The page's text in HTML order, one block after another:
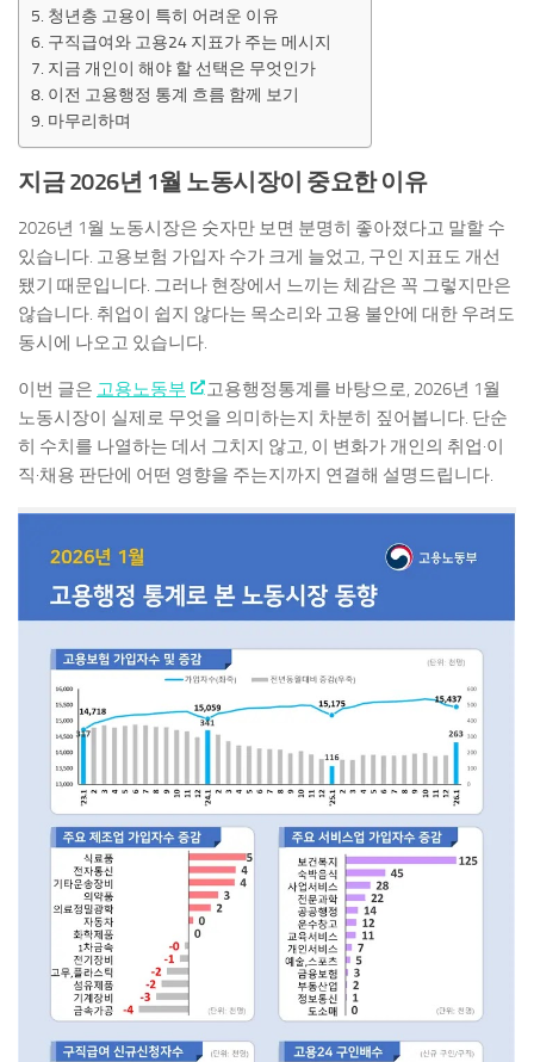
청년층 고용이 특히 어려운 이유
구직급여와 고용24 지표가 주는 메시지
지금 개인이 해야 할 선택은 무엇인가
이전 고용행정 통계 흐름 함께 보기
마무리하며
지금 2026년 1월 노동시장이 중요한 이유
2026년 1월 노동시장은 숫자만 보면 분명히 좋아졌다고 말할 수
있습니다. 고용보험 가입자 수가 크게 늘었고, 구인 지표도 개선
됐기 때문입니다. 그러나 현장에서 느끼는 체감은 꼭 그렇지만은
않습니다. 취업이 쉽지 않다는 목소리와 고용 불안에 대한 우려도
동시에 나오고 있습니다.
이번 글은 고용노동부
고용행정통계를 바탕으로, 2026년 1월
노동시장이 실제로 무엇을 의미하는지 차분히 짚어봅니다. 단순
히 수치를 나열하는 데서 그치지 않고, 이 변화가 개인의 취업·이
직·채용 판단에 어떤 영향을 주는지까지 연결해 설명드립니다.